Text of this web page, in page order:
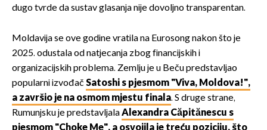
dugo tvrde da sustav glasanja nije dovoljno transparentan.
Moldavija se ove godine vratila na Eurosong nakon što je
2025. odustala od natjecanja zbog financijskih i
organizacijskih problema. Zemlju je u Beču predstavljao
popularni izvođač Satoshi s pjesmom "Viva, Moldova!",
a završio je na osmom mjestu finala. S druge strane,
Rumunjsku je predstavljalaAlexandra Căpitănescu s